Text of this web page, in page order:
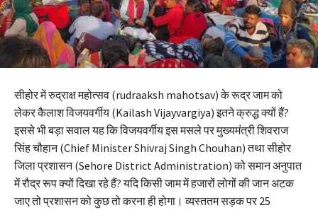
सीहोर में रुद्राक्ष महोत्सव (rudraaksh mahotsav) के रूद्र जाम को
लेकर कैलाश विजयवर्गीय (Kailash Vijayvargiya) इतने क्रुद्ध क्यों हैं?
इससे भी बड़ा सवाल यह कि विजयवर्गीय इस मसले पर मुख्यमंत्री शिवराज
सिंह चौहान (Chief Minister Shivraj Singh Chouhan) तथा सीहोर
जिला प्रशासन (Sehore District Administration) को समान अनुपात
में रौद्र रूप क्यों दिखा रहे हैं? यदि किसी जाम में हजारों लोगों की जान अटक
जाए तो प्रशासन को कुछ तो करना ही होगा। व्यस्ततम सड़क पर 25